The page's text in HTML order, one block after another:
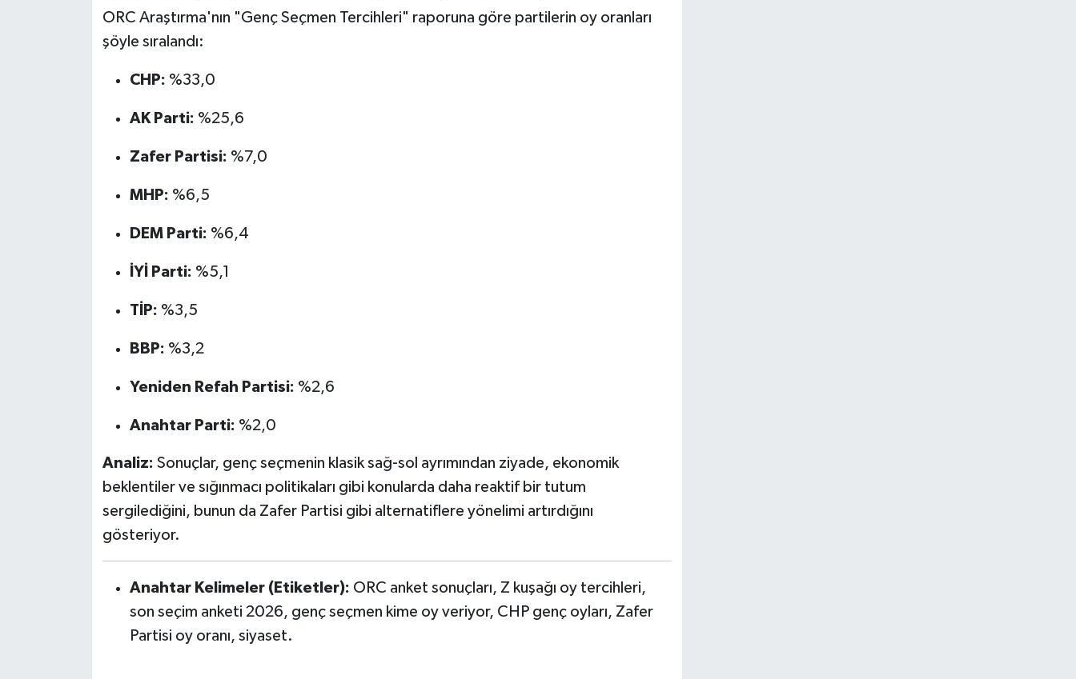
ORC Araştırma'nın "Genç Seçmen Tercihleri" raporuna göre partilerin oy oranları
şöyle sıralandı:
CHP: %33,0
AK Parti: %25,6
Zafer Partisi: %7,0
MHP: %6,5
DEM Parti: %6,4
İYİ Parti: %5,1
TİP: %3,5
BBP: %3,2
Yeniden Refah Partisi: %2,6
Anahtar Parti: %2,0
Analiz: Sonuçlar, genç seçmenin klasik sağ-sol ayrımından ziyade, ekonomik
beklentiler ve sığınmacı politikaları gibi konularda daha reaktif bir tutum
sergilediğini, bunun da Zafer Partisi gibi alternatiflere yönelimi artırdığını
gösteriyor.
Anahtar Kelimeler (Etiketler): ORC anket sonuçları, Z kuşağı oy tercihleri,
son seçim anketi 2026, genç seçmen kime oy veriyor, CHP genç oyları, Zafer
Partisi oy oranı, siyaset.